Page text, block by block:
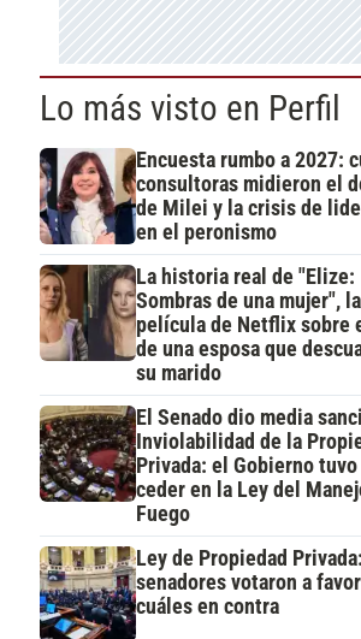
Lo más visto en Perfil
Encuesta rumbo a 2027:
consultoras midieron el
de Milei y la crisis de
en el peronismo
La historia real de "Elize:
Sombras de una mujer",
película de Netflix sobre
de una esposa que
su marido
El Senado dio media
Inviolabilidad de la
Privada: el Gobierno tuvo
ceder en la Ley del
Fuego
Ley de Propiedad
senadores votaron a
cuáles en contra